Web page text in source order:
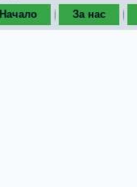
Начало За нас